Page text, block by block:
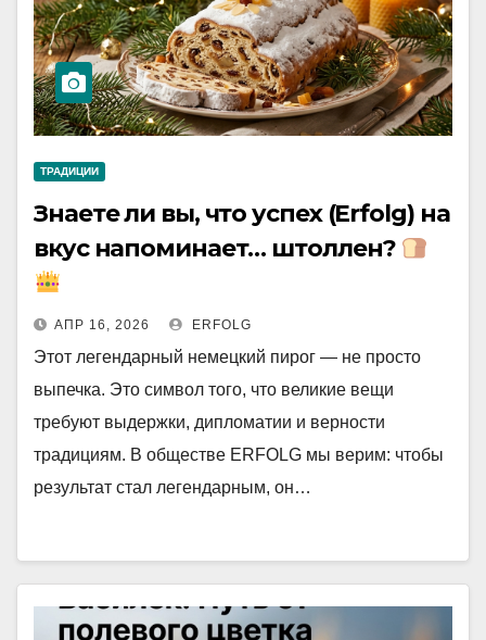
ТРАДИЦИИ
Знаете ли вы, что успех (Erfolg) на
вкус напоминает… штоллен?
АПР 16, 2026 ERFOLG
Этот легендарный немецкий пирог — не просто
выпечка. Это символ того, что великие вещи
требуют выдержки, дипломатии и верности
традициям. В обществе ERFOLG мы верим: чтобы
результат стал легендарным, он…